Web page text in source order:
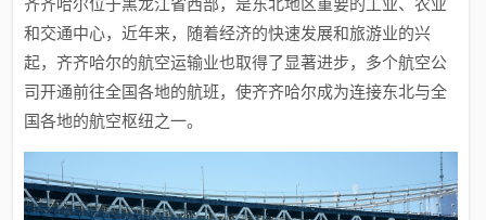
齐齐哈尔位于黑龙江省西部，是东北地区重要的工业、农业
和交通中心，近年来，随着经济的快速发展和旅游业的兴
起，齐齐哈尔的航空运输业也取得了显著进步，多个航空公
司开通前往全国各地的航班，使齐齐哈尔成为连接东北与全
国各地的航空枢纽之一。